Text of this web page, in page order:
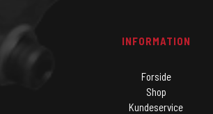
INFORMATION
Forside
Shop
Kundeservice